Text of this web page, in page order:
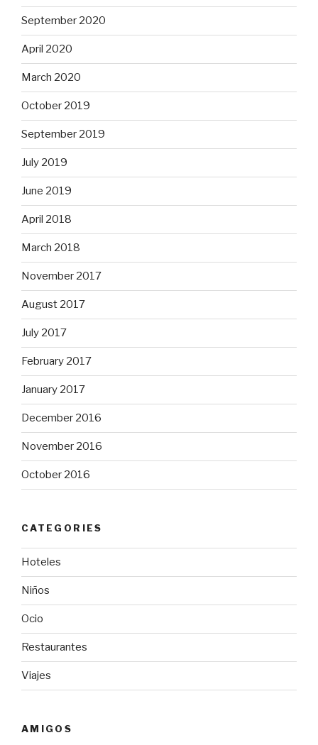
September 2020
April 2020
March 2020
October 2019
September 2019
July 2019
June 2019
April 2018
March 2018
November 2017
August 2017
July 2017
February 2017
January 2017
December 2016
November 2016
October 2016
CATEGORIES
Hoteles
Niños
Ocio
Restaurantes
Viajes
AMIGOS